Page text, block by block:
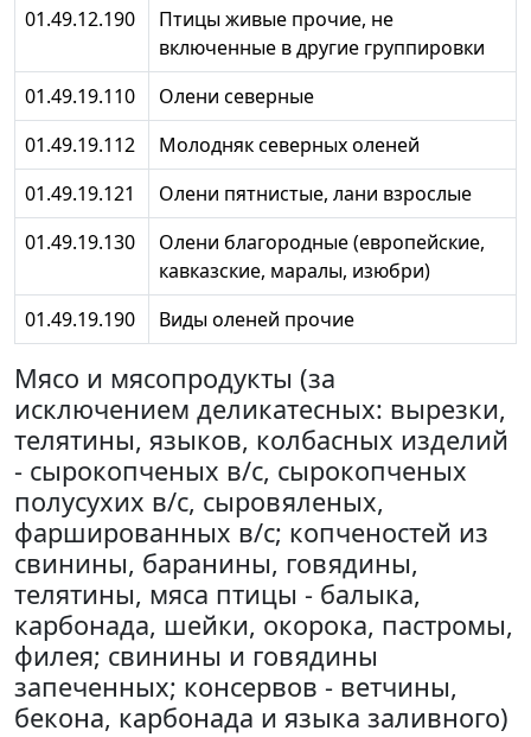
01.49.12.190
Птицы живые прочие, не
включенные в другие группировки
01.49.19.110
Олени северные
01.49.19.112
Молодняк северных оленей
01.49.19.121
Олени пятнистые, лани взрослые
01.49.19.130
Олени благородные (европейские,
кавказские, маралы, изюбри)
01.49.19.190
Виды оленей прочие
Мясо и мясопродукты (за
исключением деликатесных: вырезки,
телятины, языков, колбасных изделий
- сырокопченых в/с, сырокопченых
полусухих в/с, сыровяленых,
фаршированных в/с; копченостей из
свинины, баранины, говядины,
телятины, мяса птицы - балыка,
карбонада, шейки, окорока, пастромы,
филея; свинины и говядины
запеченных; консервов - ветчины,
бекона, карбонада и языка заливного)